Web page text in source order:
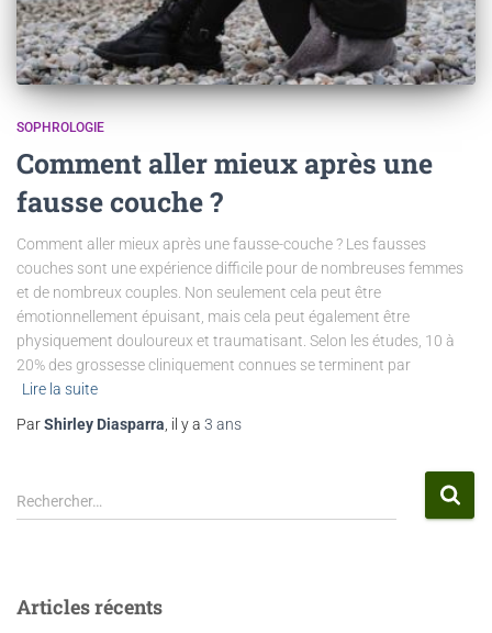
SOPHROLOGIE
Comment aller mieux après une
fausse couche ?
Comment aller mieux après une fausse-couche ? Les fausses
couches sont une expérience difficile pour de nombreuses femmes
et de nombreux couples. Non seulement cela peut être
émotionnellement épuisant, mais cela peut également être
physiquement douloureux et traumatisant. Selon les études, 10 à
20% des grossesse cliniquement connues se terminent par
Lire la suite
ParShirley Diasparra , il y a 3 ans
Rechercher…
Articles récents